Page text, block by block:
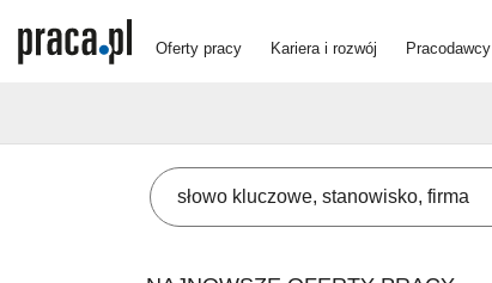
Oferty pracy Kariera i rozwój Pracodawcy